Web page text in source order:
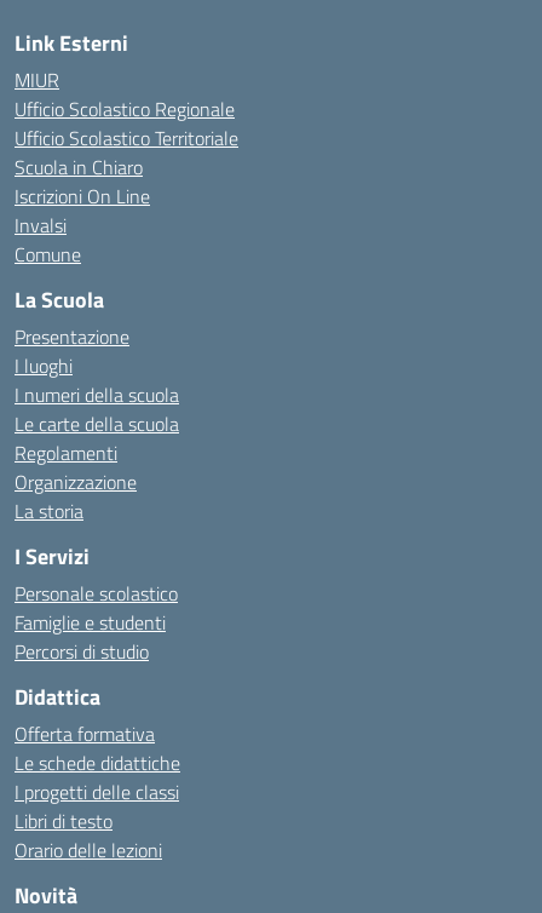
Link Esterni
MIUR
Ufficio Scolastico Regionale
Ufficio Scolastico Territoriale
Scuola in Chiaro
Iscrizioni On Line
Invalsi
Comune
La Scuola
Presentazione
I luoghi
I numeri della scuola
Le carte della scuola
Regolamenti
Organizzazione
La storia
I Servizi
Personale scolastico
Famiglie e studenti
Percorsi di studio
Didattica
Offerta formativa
Le schede didattiche
I progetti delle classi
Libri di testo
Orario delle lezioni
Novità